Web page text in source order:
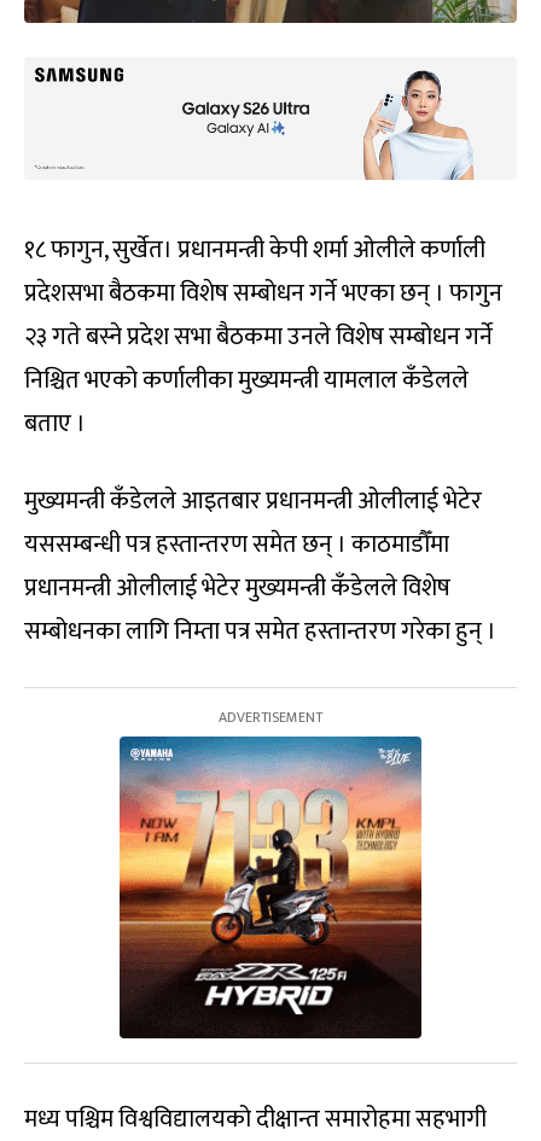
१८ फागुन, सुर्खेत। प्रधानमन्त्री केपी शर्मा ओलीले कर्णाली
प्रदेशसभा बैठकमा विशेष सम्बोधन गर्ने भएका छन् । फागुन
२३ गते बस्ने प्रदेश सभा बैठकमा उनले विशेष सम्बोधन गर्ने
निश्चित भएको कर्णालीका मुख्यमन्त्री यामलाल कँडेलले
बताए ।
मुख्यमन्त्री कँडेलले आइतबार प्रधानमन्त्री ओलीलाई भेटेर
यससम्बन्धी पत्र हस्तान्तरण समेत छन् । काठमाडौँमा
प्रधानमन्त्री ओलीलाई भेटेर मुख्यमन्त्री कँडेलले विशेष
सम्बोधनका लागि निम्ता पत्र समेत हस्तान्तरण गरेका हुन् ।
मध्य पश्चिम विश्वविद्यालयको दीक्षान्त समारोहमा सहभागी